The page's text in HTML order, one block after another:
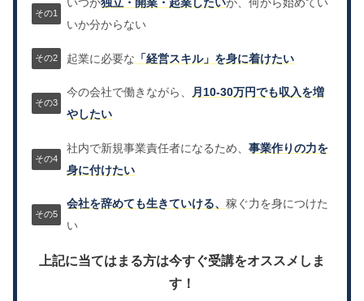
いつか独立・開業・起業したいが、何から始めてい
いか分からない
起業に必要な 「経営スキル」を身に着けたい
今の会社で働きながら、
月10-30万円でも収入を増
やしたい
社内で新規事業責任者になるため、事業作りの力を
身に付けたい
会社を辞めても生きていける、稼ぐ力を身につけた
い
上記に当てはまる方は今すぐ受講をオススメしま
す！